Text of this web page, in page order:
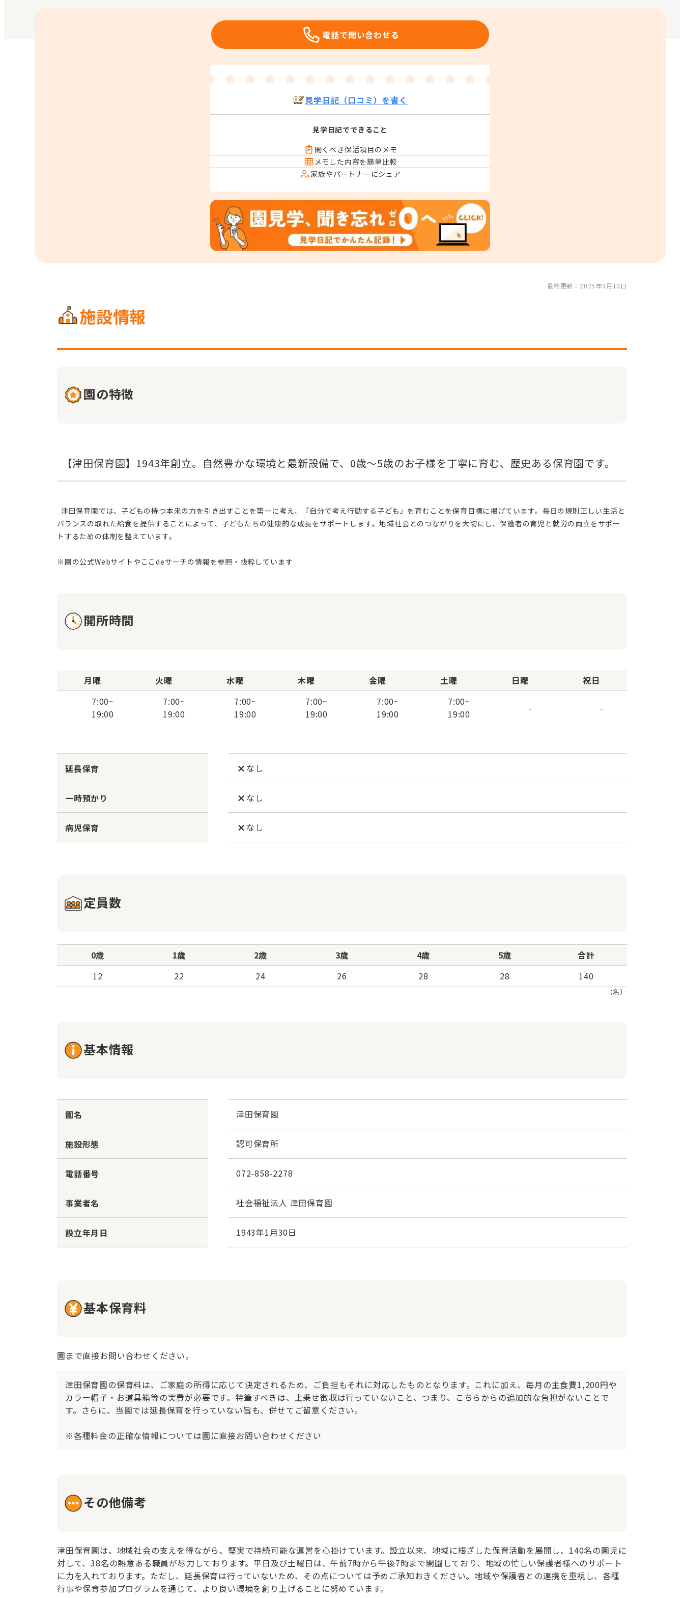
電話で問い合わせる
見学日記（口コミ）を書く
見学日記でできること
聞くべき保活項目のメモ
メモした内容を簡単比較
家族やパートナーにシェア
最終更新：2025年3月10日
施設情報
園の特徴
バランスの取れた給食を提供することによって、子どもたちの健康的な成長をサポートします。地域社会とのつながりを大切にし、保護者の育児と就労の両立をサポー
トするための体制を整えています。
開所時間
月曜
7:00~
19:00
火曜
7:00~
19:00
水曜
7:00~
19:00
木曜
7:00~
19:00
金曜
7:00~
19:00
土曜
7:00~
19:00
日曜
-
祝日
-
延長保育 なし
一時預かり なし
病児保育 なし
定員数
0歳 1歳 2歳 3歳 4歳 5歳
合計
12
22 24 26 28 28 140
（名）
基本情報
園名 津田保育園
施設形態 認可保育所
電話番号 072-858-2278
事業者名 社会福祉法人 津田保育園
設立年月日 1943年1月30日
基本保育料
園まで直接お問い合わせください。
津田保育園の保育料は、ご家庭の所得に応じて決定されるため、ご負担もそれに対応したものとなります。これに加え、毎月の主食費1,200円や
カラー帽子・お道具箱等の実費が必要です。特筆すべきは、上乗せ徴収は行っていないこと、つまり、こちらからの追加的な負担がないことで
す。さらに、当園では延長保育を行っていない旨も、併せてご留意ください。
※各種料金の正確な情報については園に直接お問い合わせください
その他備考
津田保育園は、地域社会の支えを得ながら、堅実で持続可能な運営を心掛けています。設立以来、地域に根ざした保育活動を展開し、140名の園児に
対して、38名の熱意ある職員が尽力しております。平日及び土曜日は、午前7時から午後7時まで開園しており、地域の忙しい保護者様へのサポート
に力を入れております。ただし、延長保育は行っていないため、その点については予めご承知おきください。地域や保護者との連携を重視し、各種
行事や保育参加プログラムを通じて、より良い環境を創り上げることに努めています。